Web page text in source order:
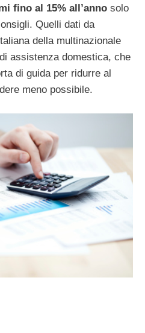
fino al 15% all’anno solo
Quelli dati da
della multinazionale
assistenza domestica, che
di guida per ridurre al
meno possibile.